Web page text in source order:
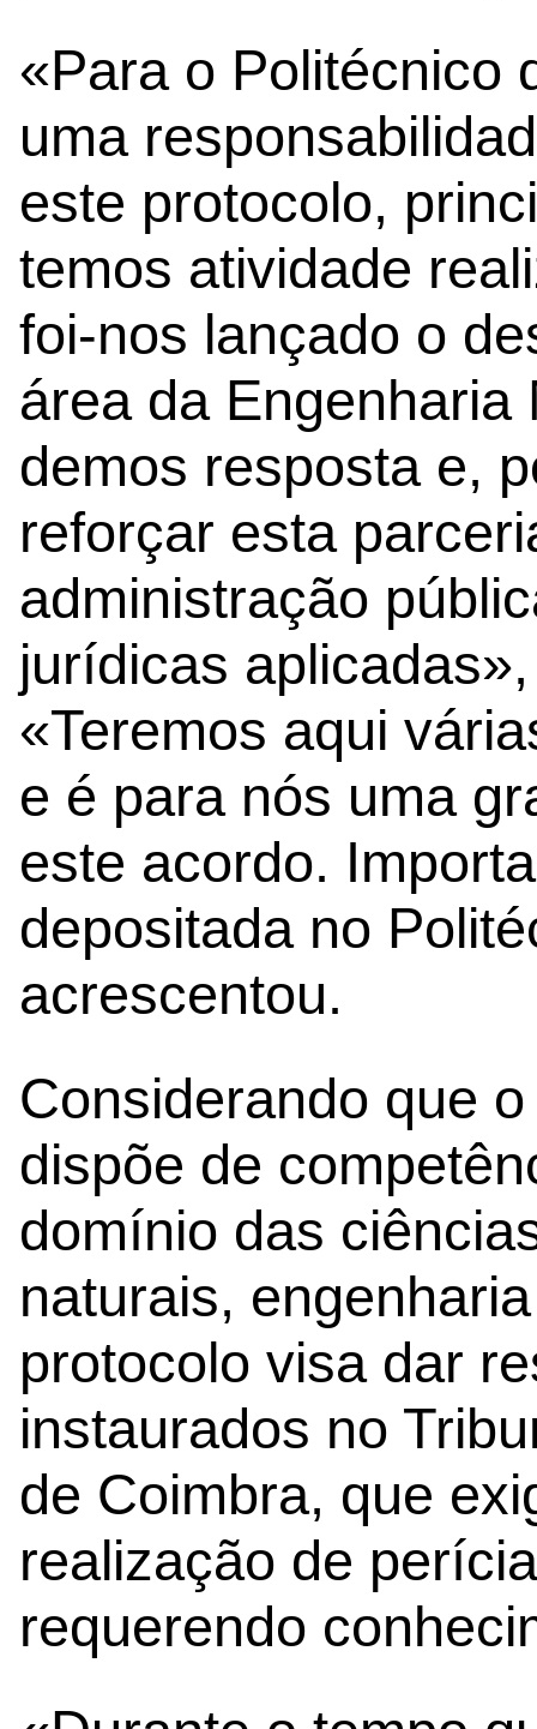
«Para o Politécnico
uma
este protocolo,
temos atividade
foi-nos lançado o
área da Engenharia
demos resposta e,
reforçar esta
administração
jurídicas
«Teremos aqui
e é para nós uma
este acordo.
depositada no
acrescentou.
Considerando que
dispõe de
domínio das
naturais,
protocolo visa dar
instaurados no
de Coimbra, que
realização de
requerendo